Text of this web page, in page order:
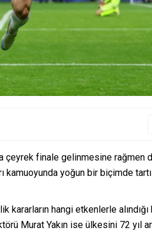
çeyrek finale gelinmesine rağmen
kamuoyunda yoğun bir biçimde
kararların hangi etkenlerle
Murat Yakın ise ülkesini 72 yıl